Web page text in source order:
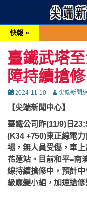
快報 »
臺鐵武塔
障持續搶
Posted
2024-11-10 Autor尖端新聞網
【尖端新聞中心】
臺鐵公司昨(11/9)日
(K34 +750)東正線電
場，無人員受傷，車
花蓮站。目前和平=南
線持續搶修中，預計
級應變小組，加速搶